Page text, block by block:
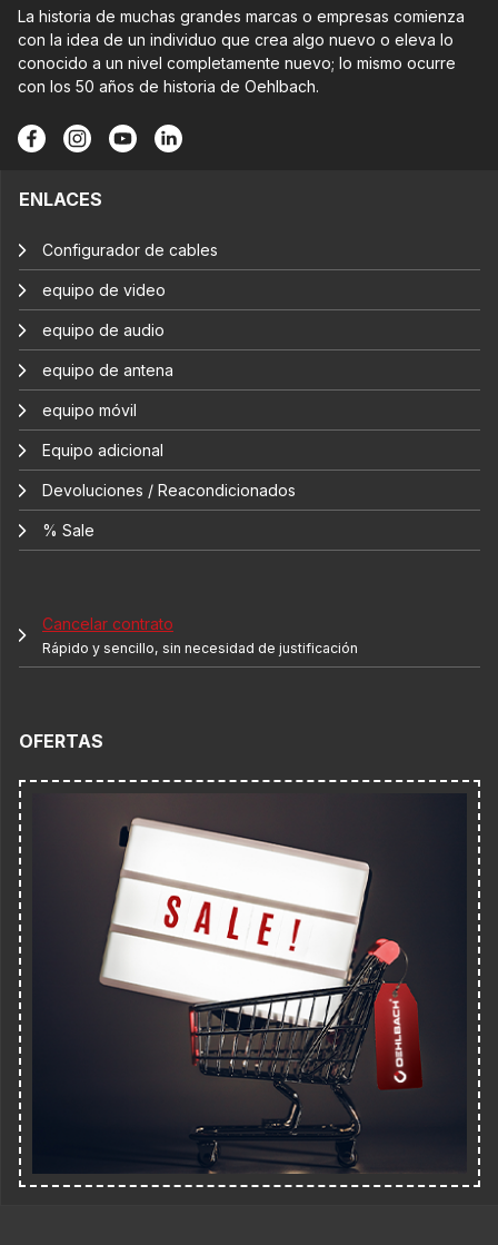
La historia de muchas grandes marcas o empresas comienza
con la idea de un individuo que crea algo nuevo o eleva lo
conocido a un nivel completamente nuevo; lo mismo ocurre
con los 50 años de historia de Oehlbach.
ENLACES
Configurador de cables
equipo de video
equipo de audio
equipo de antena
equipo móvil
Equipo adicional
Devoluciones / Reacondicionados
% Sale
Cancelar contrato
Rápido y sencillo, sin necesidad de justificación
OFERTAS